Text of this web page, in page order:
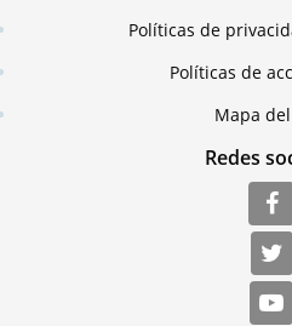
Políticas de
Políticas de
Mapa
Redes